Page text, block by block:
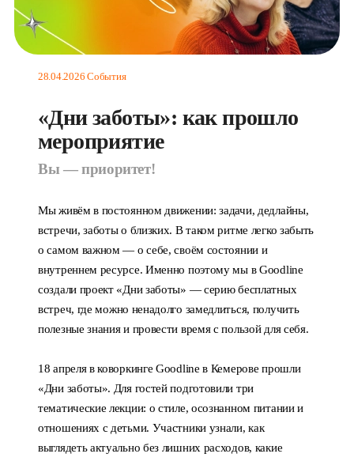
28.04.2026 События
«Дни заботы»: как прошло
мероприятие
Вы — приоритет!
Мы живём в постоянном движении: задачи, дедлайны,
встречи, заботы о близких. В таком ритме легко забыть
о самом важном — о себе, своём состоянии и
внутреннем ресурсе. Именно поэтому мы в Goodline
создали проект «Дни заботы» — серию бесплатных
встреч, где можно ненадолго замедлиться, получить
полезные знания и провести время с пользой для себя.
18 апреля в коворкинге Goodline в Кемерове прошли
«Дни заботы». Для гостей подготовили три
тематические лекции: о стиле, осознанном питании и
отношениях с детьми. Участники узнали, как
выглядеть актуально без лишних расходов, какие